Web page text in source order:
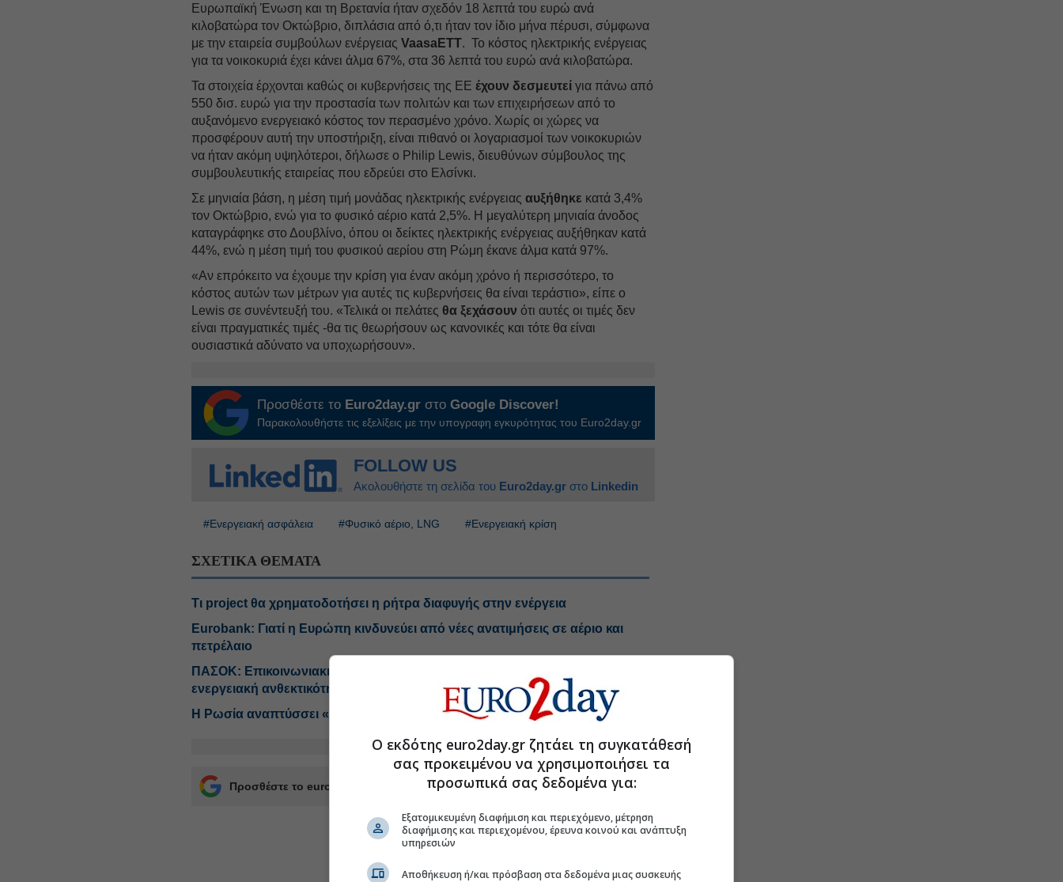
Ευρωπαϊκή Ένωση και τη Βρετανία ήταν σχεδόν 18 λεπτά του ευρώ ανά
κιλοβατώρα τον Οκτώβριο, διπλάσια από ό,τι ήταν τον ίδιο μήνα πέρυσι, σύμφωνα
με την εταιρεία συμβούλων ενέργειαςVaasaETT. Το κόστος ηλεκτρικής ενέργειας
για τα νοικοκυριά έχει κάνει άλμα 67%, στα 36 λεπτά του ευρώ ανά κιλοβατώρα.
Τα στοιχεία έρχονται καθώς οι κυβερνήσεις της ΕΕέχουν δεσμευτεί για πάνω από
550 δισ. ευρώ για την προστασία των πολιτών και των επιχειρήσεων από το
αυξανόμενο ενεργειακό κόστος τον περασμένο χρόνο. Χωρίς οι χώρες να
προσφέρουν αυτή την υποστήριξη, είναι πιθανό οι λογαριασμοί των νοικοκυριών
να ήταν ακόμη υψηλότεροι, δήλωσε ο Philip Lewis, διευθύνων σύμβουλος της
συμβουλευτικής εταιρείας που εδρεύει στο Ελσίνκι.
Σε μηνιαία βάση, η μέση τιμή μονάδας ηλεκτρικής ενέργειαςαυξήθηκε κατά 3,4%
τον Οκτώβριο, ενώ για το φυσικό αέριο κατά 2,5%. Η μεγαλύτερη μηνιαία άνοδος
καταγράφηκε στο Δουβλίνο, όπου οι δείκτες ηλεκτρικής ενέργειας αυξήθηκαν κατά
44%, ενώ η μέση τιμή του φυσικού αερίου στη Ρώμη έκανε άλμα κατά 97%.
«Αν επρόκειτο να έχουμε την κρίση για έναν ακόμη χρόνο ή περισσότερο, το
κόστος αυτών των μέτρων για αυτές τις κυβερνήσεις θα είναι τεράστιο», είπε ο
Lewis σε συνέντευξή του. «Τελικά οι πελάτες θα ξεχάσουν ότι αυτές οι τιμές δεν
είναι πραγματικές τιμές -θα τις θεωρήσουν ως κανονικές και τότε θα είναι
ουσιαστικά αδύνατο να υποχωρήσουν».
Προσθέστε το Euro2day.gr στοGoogle Discover!
Παρακολουθήστε τις εξελίξεις με την υπογραφη εγκυρότητας του Euro2day.gr
FOLLOW US
Ακολουθήστε τη σελίδα του Euro2day.gr στο Linkedin
#Ενεργειακή ασφάλεια #Φυσικό αέριο, LNG #Ενεργειακή κρίση
ΣΧΕΤΙΚΑ ΘΕΜΑΤΑ
Τι project θα χρηματοδοτήσει η ρήτρα διαφυγής στην ενέργεια
Eurobank: Γιατί η Ευρώπη κινδυνεύει από νέες ανατιμήσεις σε αέριο και
πετρέλαιο
ΠΑΣΟΚ: Επικοινωνιακή ταχυδακτυλουργία με τα κονδύλια για την
ενεργειακή ανθεκτικότητα
Η Ρωσία αναπτύσσει «σκιώδη στόλο» μεταφοράς LNG
Προσθέστε το euro2day.gr στο Discover
Ο εκδότης euro2day.gr ζητάει τη συγκατάθεσή
σας προκειμένου να χρησιμοποιήσει τα
προσωπικά σας δεδομένα για:
Εξατομικευμένη διαφήμιση και περιεχόμενο, μέτρηση
διαφήμισης και περιεχομένου, έρευνα κοινού και ανάπτυξη
υπηρεσιών
Αποθήκευση ή/και πρόσβαση στα δεδομένα μιας συσκευής